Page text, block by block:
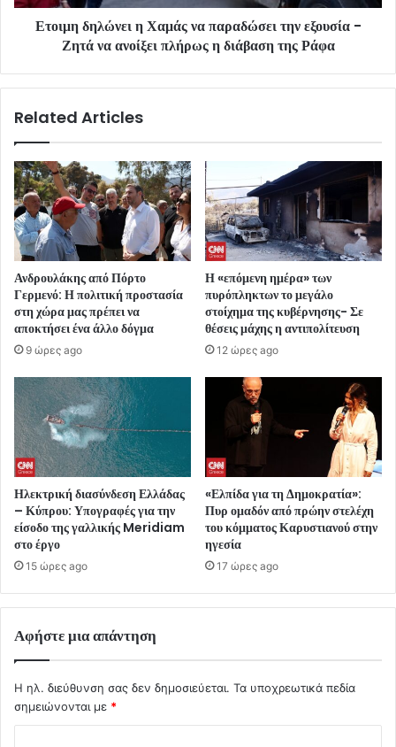
Ετοιμη δηλώνει η Χαμάς να παραδώσει την εξουσία -
Ζητά να ανοίξει πλήρως η διάβαση της Ράφα
Related Articles
Ανδρουλάκης από Πόρτο
Γερμενό: Η πολιτική προστασία
στη χώρα μας πρέπει να
αποκτήσει ένα άλλο δόγμα
9 ώρες ago
Η «επόμενη ημέρα» των
πυρόπληκτων το μεγάλο
στοίχημα της κυβέρνησης- Σε
θέσεις μάχης η αντιπολίτευση
12 ώρες ago
Ηλεκτρική διασύνδεση Ελλάδας
– Κύπρου: Υπογραφές για την
είσοδο της γαλλικής Meridiam
στο έργο
15 ώρες ago
«Ελπίδα για τη Δημοκρατία»:
Πυρ ομαδόν από πρώην στελέχη
του κόμματος Καρυστιανού στην
ηγεσία
17 ώρες ago
Αφήστε μια απάντηση
Η ηλ. διεύθυνση σας δεν δημοσιεύεται. Τα υποχρεωτικά πεδία
σημειώνονται με *